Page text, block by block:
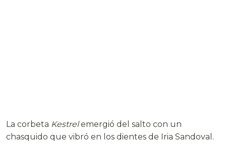
La corbeta Kestrelemergió del salto con un
chasquido que vibró en los dientes de Iria Sandoval.